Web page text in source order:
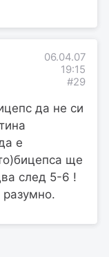
06.04.07
19:15
#29
да не си
е
ще
след 5-6 !
разумно.